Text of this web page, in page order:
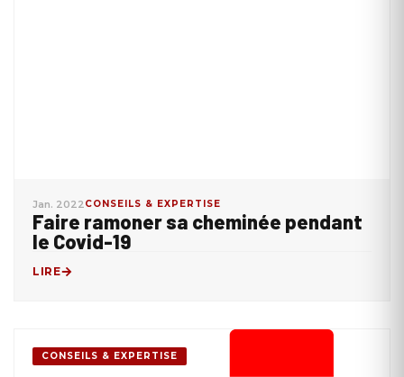
Jan. 2022CONSEILS & EXPERTISE
Faire ramoner sa cheminée pendant
le Covid-19
LIRE
CONSEILS & EXPERTISE